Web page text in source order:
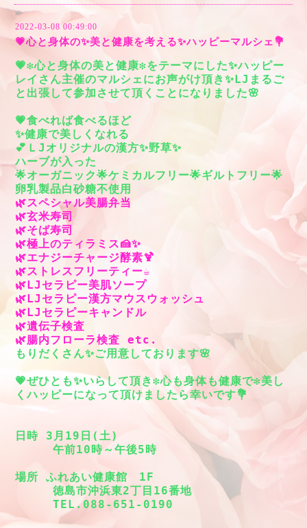
2022-03-08 00:49:00
💗心と身体の✨美と健康を考える✨ハッピーマルシェ💐
💗❇️心と身体の美と健康❇️をテーマにした✨ハッピー
レイさん主催のマルシェにお声がけ頂き✨LJまるご
と出張して参加させて頂くことになりました🌸
💗食べれば食べるほど
✨健康で美しくなれる
💕ＬJオリジナルの漢方✨野草✨
ハーブが入った
🌟オーガニック🌟ケミカルフリー🌟ギルトフリー🌟
卵乳製品白砂糖不使用
🌿スペシャル美腸弁当
🌿玄米寿司
🌿そば寿司
🌿極上のティラミス🍰✨
🌿エナジーチャージ酵素🍹
🌿ストレスフリーティー☕
🌿LJセラピー美肌ソープ
🌿LJセラピー漢方マウスウォッシュ
🌿LJセラピーキャンドル
🌿遺伝子検査
🌿腸内フローラ検査 etc.
もりだくさん✨ご用意しております🌸
💗ぜひとも✨いらして頂き❇️心も身体も健康で❇️美し
くハッピーになって頂けましたら幸いです💐
日時 3月19日(土)
     午前10時～午後5時
場所 ふれあい健康館　1F
     徳島市沖浜東2丁目16番地
     TEL.088-651-0190